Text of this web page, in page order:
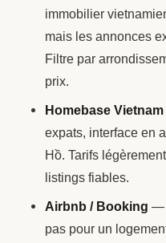
immobilier
mais les annonces
Filtre par
prix.
Homebase Vietnam
expats, interface en
Hồ. Tarifs
listings fiables.
Airbnb / Booking —
pas pour un